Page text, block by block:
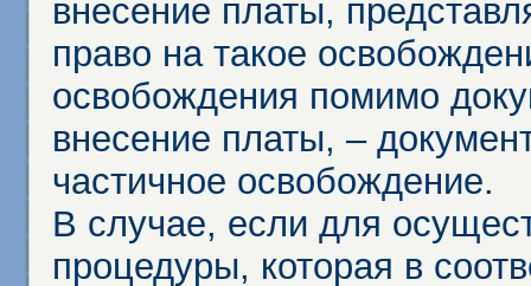
внесение платы,
право на такое
освобождения помимо
внесение платы, –
частичное освобождение.
В случае, если для
процедуры, которая в